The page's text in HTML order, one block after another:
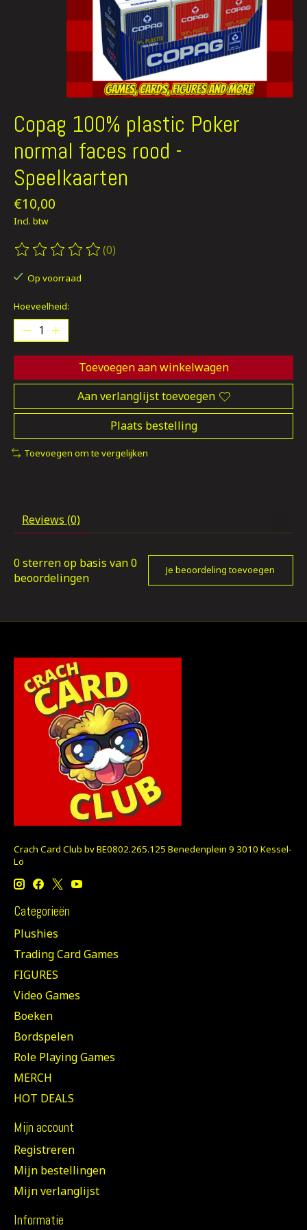
Copag 100% plastic Poker
normal faces rood -
Speelkaarten
€10,00
Incl. btw
De beoordeling van dit product is
(0)
Op voorraad
Hoeveelheid:
Toevoegen aan winkelwagen
Aan verlanglijst toevoegen
Plaats bestelling
Toevoegen om te vergelijken
Reviews (0)
0 sterren op basis van0
beoordelingen
Je beoordeling toevoegen
Crach Card Club bv BE0802.265.125 Benedenplein 9 3010 Kessel-
Lo
Categorieën
Plushies
Trading Card Games
FIGURES
Video Games
Boeken
Bordspelen
Role Playing Games
MERCH
HOT DEALS
Mijn account
Registreren
Mijn bestellingen
Mijn verlanglijst
Informatie